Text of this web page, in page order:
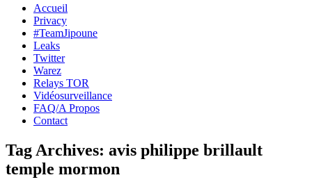
Skip
content
Accueil
Privacy
#TeamJipoune
Leaks
Twitter
Warez
Relays TOR
Vidéosurveillance
FAQ/A Propos
Contact
Tag Archives: avis philippe brillault
temple mormon